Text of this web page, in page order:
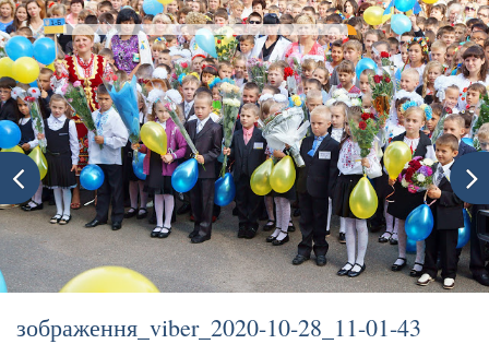
зображення_viber_2020-10-28_11-01-43